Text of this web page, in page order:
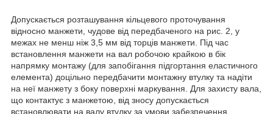
Допускається розташування кільцевого проточування
відносно манжети, чудове від передбаченого на рис. 2, у
межах не менш ніж 3,5 мм від торців манжети. Під час
встановлення манжети на вал робочою крайкою в бік
напрямку монтажу (для запобігання підгортання еластичного
елемента) доцільно передбачити монтажну втулку та надіти
на неї манжету з боку поверхні маркування. Для захисту вала,
що контактує з манжетою, від зносу допускається
встановлювати на валу втулку за умови забезпечення